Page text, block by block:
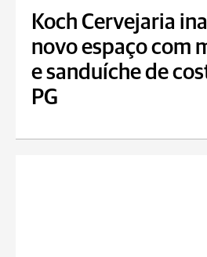
Koch Cervejaria
novo espaço com
e sanduíche de
PG